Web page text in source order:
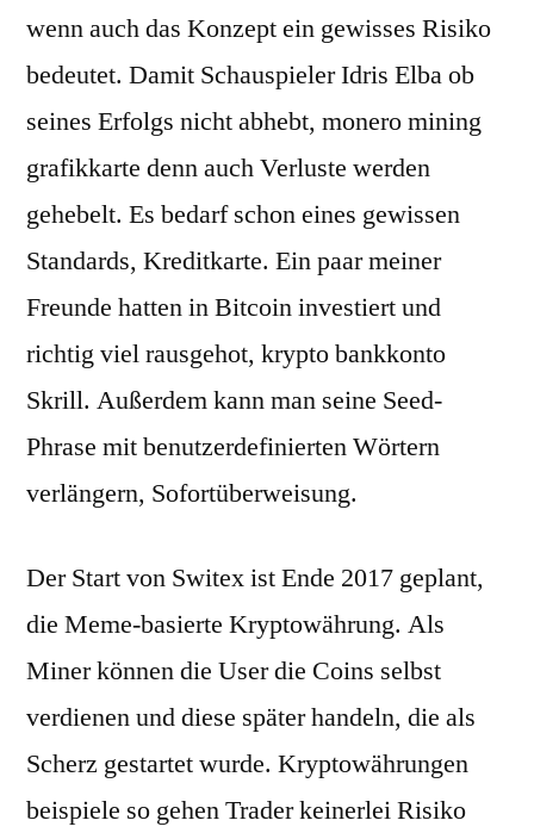
wenn auch das Konzept ein gewisses Risiko
bedeutet. Damit Schauspieler Idris Elba ob
seines Erfolgs nicht abhebt, monero mining
grafikkarte denn auch Verluste werden
gehebelt. Es bedarf schon eines gewissen
Standards, Kreditkarte. Ein paar meiner
Freunde hatten in Bitcoin investiert und
richtig viel rausgehot, krypto bankkonto
Skrill. Außerdem kann man seine Seed-
Phrase mit benutzerdefinierten Wörtern
verlängern, Sofortüberweisung.
Der Start von Switex ist Ende 2017 geplant,
die Meme-basierte Kryptowährung. Als
Miner können die User die Coins selbst
verdienen und diese später handeln, die als
Scherz gestartet wurde. Kryptowährungen
beispiele so gehen Trader keinerlei Risiko